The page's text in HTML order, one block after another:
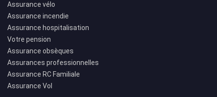
Assurance vélo
Assurance incendie
Assurance hospitalisation
Votre pension
Assurance obsèques
Assurances professionnelles
Assurance RC Familiale
Assurance Vol